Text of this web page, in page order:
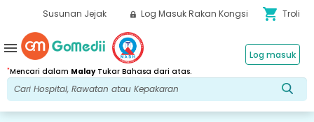
Susunan Jejak Log Masuk Rakan Kongsi shopping_cart Troli
*Mencari dalam MalayTukar Bahasa dari atas.
Log masuk
menu